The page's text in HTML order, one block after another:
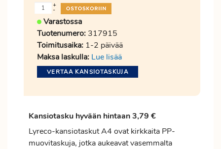
-
+
Varastossa
Tuotenumero: 317915
Toimitusaika: 1-2 päivää
Maksa laskulla: Lue lisää
VERTAA KANSIOTASKUJA
Kansiotasku hyvään hintaan 3,79 €
Lyreco-kansiotaskut A4 ovat kirkkaita PP-
muovitaskuja, jotka aukeavat vasemmalta